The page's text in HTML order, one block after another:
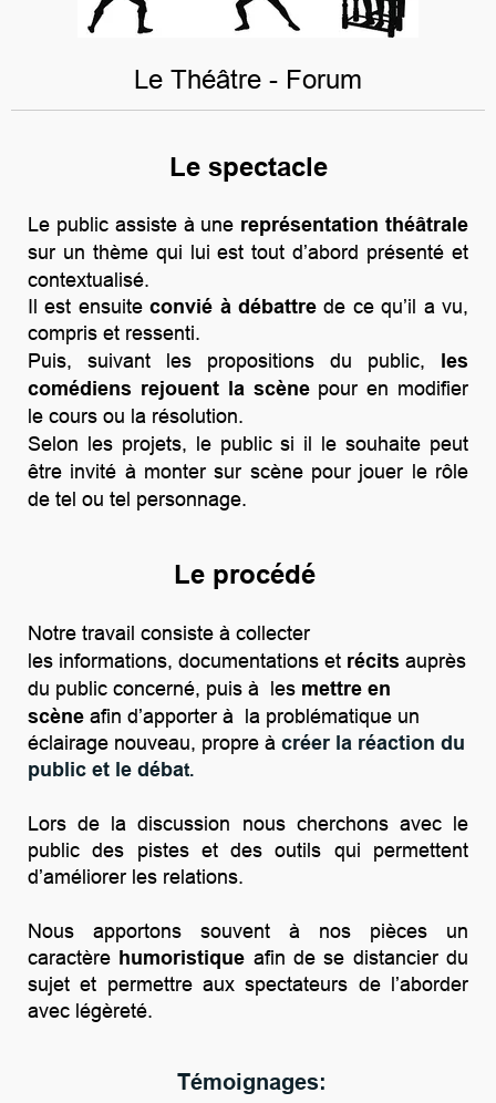
Le Théâtre - Forum
Le spectacle
Le public assiste à une représentation théâtrale
sur un thème qui lui est tout d’abord présenté et
contextualisé.
Il est ensuiteconvié à débattre de ce qu’il a vu,
compris et ressenti.
Puis, suivant les propositions du public, les
comédiens rejouent la scène pour en modifier
le cours ou la résolution.
Selon les projets, le publicsi il le souhaite peut
être invité à monter sur scène pour jouer le rôle
de tel ou tel personnage.
Le procédé
Notre travail consiste à collecter
les informations, documentations et récits auprès
du public concerné, puis à les mettre en
scène afin d’apporter à la problématique un
éclairage nouveau, propre à créer la réaction du
public et le débat.
Lors de la discussion nous cherchons avec le
public des pistes et des outils qui permettent
d’améliorer les relations.
Nous apportons souvent à nos pièces un
caractère humoristique afin de se distancier du
sujet et permettre aux spectateurs de l’aborder
avec légèreté.
Témoignages: